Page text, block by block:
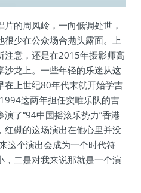
的周凤岭，一向低调处世，
少在公众场合抛头露面。上
注意，还是在2015年摄影师高
沙龙上。一些年轻的乐迷从这
在上世纪80年代末就开始学吉
这两年担任窦唯乐队的吉
了“94中国摇滚乐势力”香港
红磡的这场演出在他心里并没
这个演出会成为一个时代符
，二是对我来说那就是一个演